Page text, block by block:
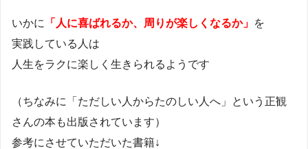
いかに 「人に喜ばれるか、周りが楽しくなるか」 を
実践している人は
人生をラクに楽しく生きられるようです
（ちなみに「ただしい人からたのしい人へ」という正観
さんの本も出版されています）
参考にさせていただいた書籍↓